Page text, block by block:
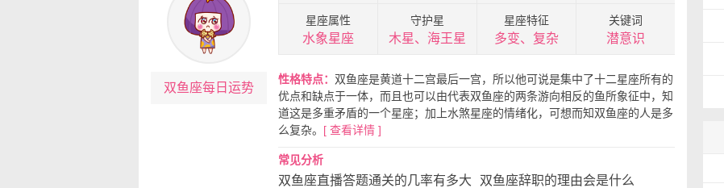
双鱼座每日运势
星座属性
水象星座
守护星
木星、海王星
星座特征
多变、复杂
关键词
潜意识
性格特点： 双鱼座是黄道十二宫最后一宫，所以他可说是集中了十二星座所有的
优点和缺点于一体，而且也可以由代表双鱼座的两条游向相反的鱼所象征中，知
道这是多重矛盾的一个星座；加上水煞星座的情绪化，可想而知双鱼座的人是多
么复杂。 [ 查看详情 ]
常见分析
双鱼座直播答题通关的几率有多大
双鱼座辞职的理由会是什么